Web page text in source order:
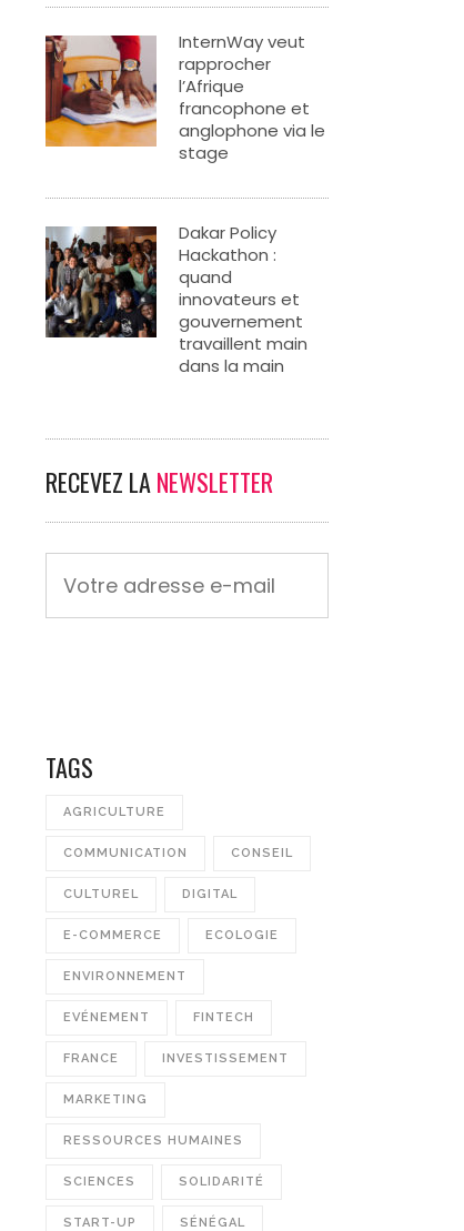
InternWay veut
rapprocher
l’Afrique
francophone et
anglophone via le
stage
Dakar Policy
Hackathon :
quand
innovateurs et
gouvernement
travaillent main
dans la main
RECEVEZ LA NEWSLETTER
TAGS
AGRICULTURE
COMMUNICATION CONSEIL
CULTUREL DIGITAL
E-COMMERCE ECOLOGIE
ENVIRONNEMENT
EVÉNEMENT FINTECH
FRANCE INVESTISSEMENT
MARKETING
RESSOURCES HUMAINES
SCIENCES SOLIDARITÉ
START-UP SÉNÉGAL